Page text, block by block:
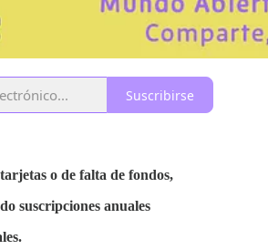
Suscribirse
o de falta de fondos,
suscripciones anuales